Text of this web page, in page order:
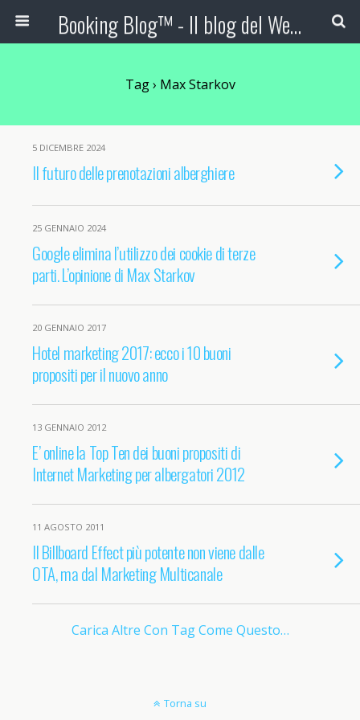
Booking Blog™ - Il blog del Web Marketing Turistico
Tag › Max Starkov
5 DICEMBRE 2024
Il futuro delle prenotazioni alberghiere
25 GENNAIO 2024
Google elimina l’utilizzo dei cookie di terze
parti. L’opinione di Max Starkov
20 GENNAIO 2017
Hotel marketing 2017: ecco i 10 buoni
propositi per il nuovo anno
13 GENNAIO 2012
E’ online la Top Ten dei buoni propositi di
Internet Marketing per albergatori 2012
11 AGOSTO 2011
Il Billboard Effect più potente non viene dalle
OTA, ma dal Marketing Multicanale
Carica Altre Con Tag Come Questo…
Torna su